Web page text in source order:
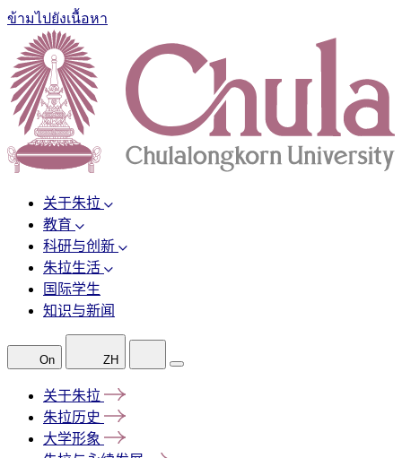
ข้ามไปยังเนื้อหา
关于朱拉
教育
科研与创新
朱拉生活
国际学生
知识与新闻
On ZH
关于朱拉
朱拉历史
大学形象